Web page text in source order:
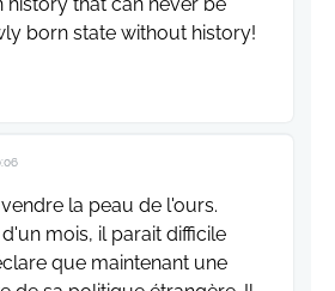
born state without history!
la peau de l'ours.
mois, il parait difficile
que maintenant une